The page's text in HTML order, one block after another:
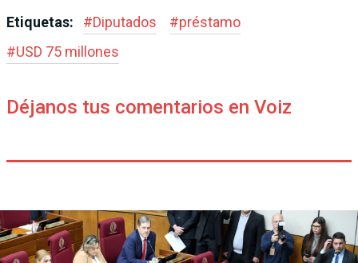
Etiquetas: #Diputados #préstamo
#USD 75 millones
Déjanos tus comentarios en Voiz